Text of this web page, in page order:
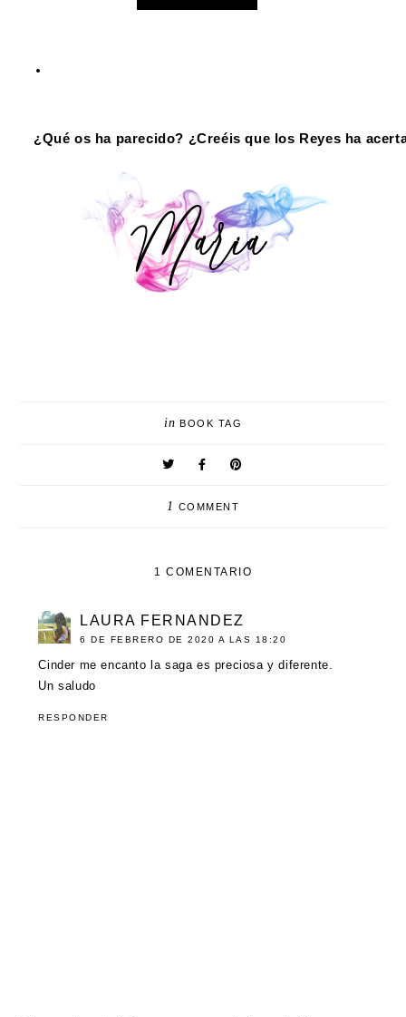
¿Qué os ha parecido? ¿Creéis que los Reyes ha
in BOOK TAG
1 COMMENT
1 COMENTARIO
LAURA FERNANDEZ
6 DE FEBRERO DE 2020 A LAS 18:20
Cinder me encanto la saga es preciosa y diferente.
Un saludo
RESPONDER